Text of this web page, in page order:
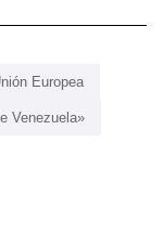
Europea
Venezuela»